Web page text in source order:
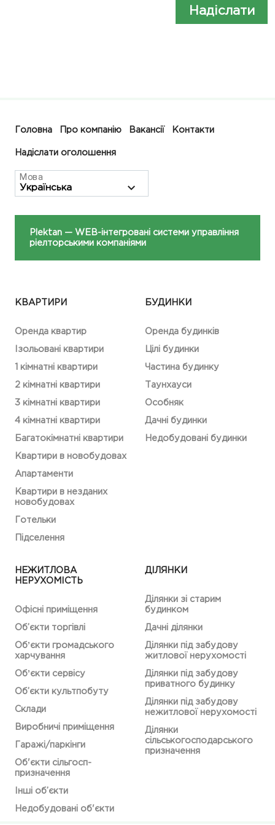
Надіслати
Головна Про компанію Вакансії Контакти
Надіслати оголошення
Мова
Plektan — WEB-інтегровані системи управління
ріелторськими компаніями
КВАРТИРИ
Оренда квартир
Ізольовані квартири
1 кімнатні квартири
2 кімнатні квартири
3 кімнатні квартири
4 кімнатні квартири
Багатокімнатні квартири
Квартири в новобудовах
Апартаменти
Квартири в незданих
новобудовах
Готельки
Підселення
БУДИНКИ
Оренда будинків
Цілі будинки
Частина будинку
Таунхауси
Особняк
Дачні будинки
Недобудовані будинки
НЕЖИТЛОВА
НЕРУХОМІСТЬ
Офісні приміщення
Об’єкти торгівлі
Обʼєкти громадського
харчування
Обʼєкти сервісу
Об’єкти культпобуту
Склади
Виробничі приміщення
Гаражі/паркінги
Об'єкти сільгосп-
призначення
Інші об’єкти
Недобудовані об'єкти
ДІЛЯНКИ
Ділянки зі старим
будинком
Дачні ділянки
Ділянки під забудову
житлової нерухомості
Ділянки під забудову
приватного будинку
Ділянки під забудову
нежитлової нерухомості
Ділянки
сільськогосподарського
призначення